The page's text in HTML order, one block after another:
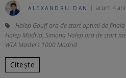
ALEXANDRU DAN acum 4 ani
Halep Gauff ora de start optimi de
Halep Madrid, Simona Halep ora de start
WTA Masters 1000 Madrid
Citește